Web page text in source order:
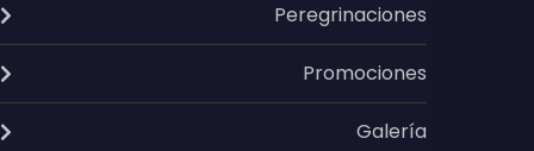
Peregrinaciones
Promociones
Galería